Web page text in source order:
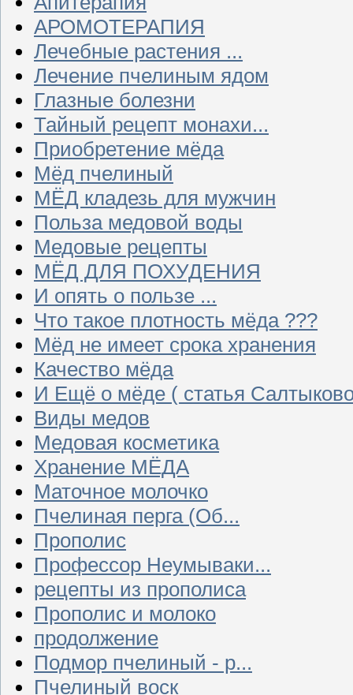
АРОМОТЕРАПИЯ
Лечебные растения ...
Лечение пчелиным ядом
Глазные болезни
Тайный рецепт монахи...
Приобретение мёда
Мёд пчелиный
МЁД кладезь для мужчин
Польза медовой воды
Медовые рецепты
МЁД ДЛЯ ПОХУДЕНИЯ
И опять о пользе ...
Что такое плотность мёда ???
Мёд не имеет срока хранения
Качество мёда
И Ещё о мёде ( статья
Виды медов
Медовая косметика
Хранение МЁДА
Маточное молочко
Пчелиная перга (Об...
Прополис
Профессор Неумываки...
рецепты из прополиса
Прополис и молоко
продолжение
Подмор пчелиный - р...
Пчелиный воск